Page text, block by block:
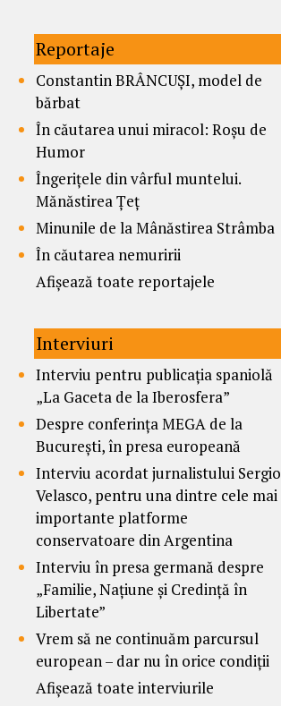
Reportaje
Constantin BRÂNCUȘI, model de
bărbat
În căutarea unui miracol: Roșu de
Humor
Îngerițele din vârful muntelui.
Mănăstirea Țeț
Minunile de la Mânăstirea Strâmba
În căutarea nemuririi
Afișează toate reportajele
Interviuri
Interviu pentru publicația spaniolă
„La Gaceta de la Iberosfera”
Despre conferința MEGA de la
București, în presa europeană
Interviu acordat jurnalistului Sergio
Velasco, pentru una dintre cele mai
importante platforme
conservatoare din Argentina
Interviu în presa germană despre
„Familie, Națiune și Credință în
Libertate”
Vrem să ne continuăm parcursul
european – dar nu în orice condiții
Afișează toate interviurile